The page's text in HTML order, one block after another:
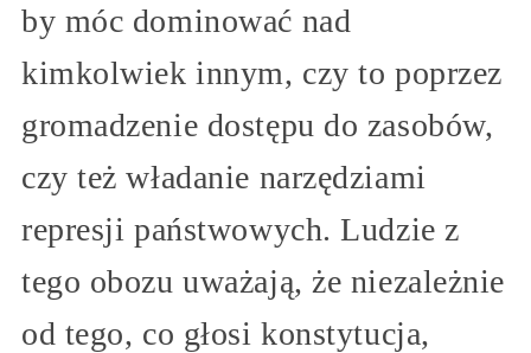
by móc dominować nad
kimkolwiek innym, czy to poprzez
gromadzenie dostępu do zasobów,
czy też władanie narzędziami
represji państwowych. Ludzie z
tego obozu uważają, że niezależnie
od tego, co głosi konstytucja,